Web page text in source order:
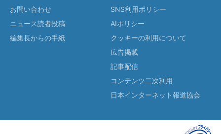
お問い合わせ
ニュース読者投稿
編集長からの手紙
SNS利用ポリシー
AIポリシー
クッキーの利用について
広告掲載
記事配信
コンテンツ二次利用
日本インターネット報道協会